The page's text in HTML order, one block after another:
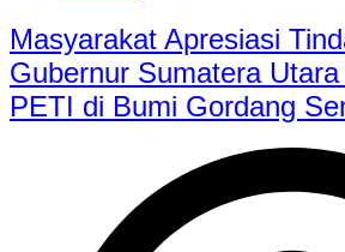
Masyarakat Apresiasi
Gubernur Sumatera Utara
PETI di Bumi Gordang